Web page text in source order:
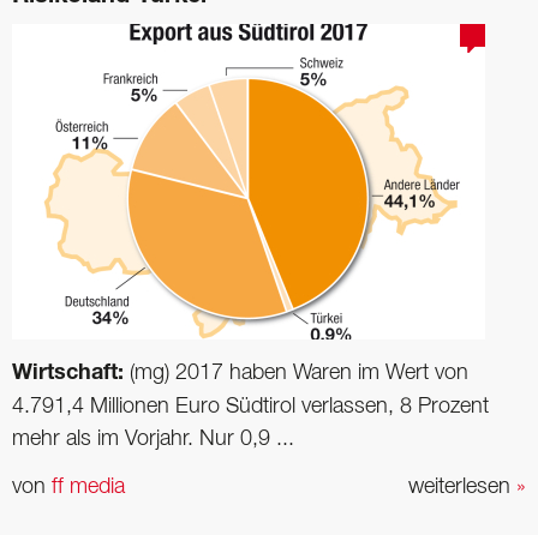
Wirtschaft: (mg) 2017 haben Waren im Wert von
4.791,4 Millionen Euro Südtirol verlassen, 8 Prozent
mehr als im Vorjahr. Nur 0,9 ...
weiterlesen »
von ff media